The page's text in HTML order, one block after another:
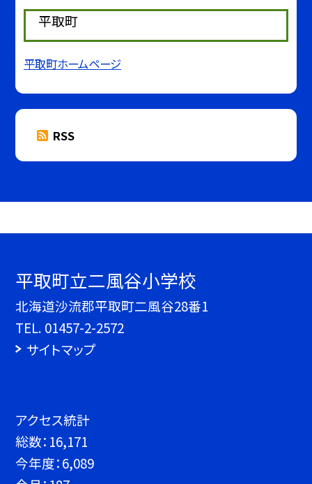
平取町
平取町ホームページ
RSS
平取町立二風谷小学校
北海道沙流郡平取町二風谷28番1
TEL. 01457-2-2572
サイトマップ
アクセス統計
総数： 16,171
今年度：6,089